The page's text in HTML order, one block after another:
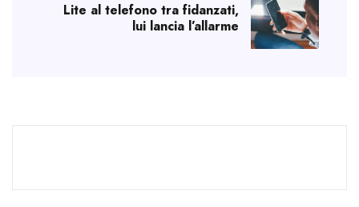
Lite al telefono tra fidanzati,
lui lancia l’allarme